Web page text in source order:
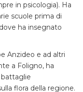
in psicologia). Ha
scuole prima di
ha insegnato
Anzideo e ad altri
a Foligno, ha
flora della regione.